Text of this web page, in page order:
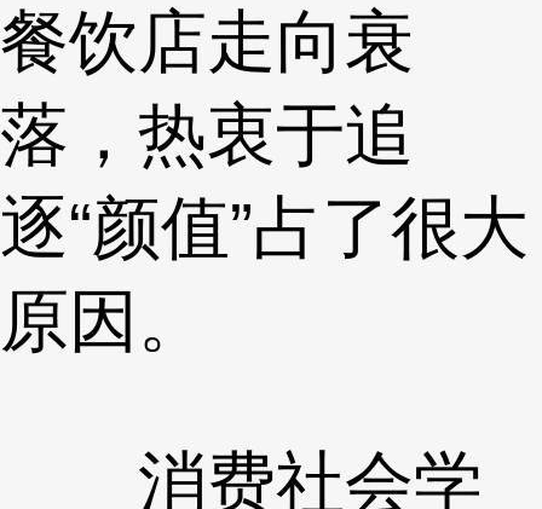
餐饮店走向衰
落，热衷于追
逐“颜值”占了很大
原因。
消费社会学